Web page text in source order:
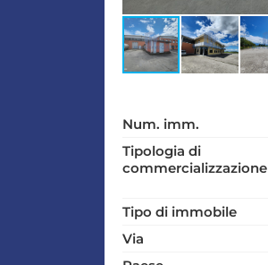
Num. imm.
Tipologia di
commercializzazione
Tipo di immobile
Via